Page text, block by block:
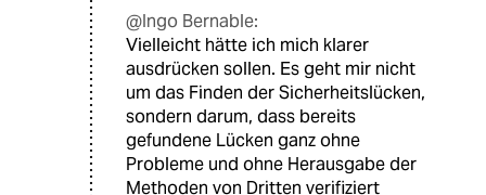
@Ingo Bernable:
Vielleicht hätte ich mich klarer
ausdrücken sollen. Es geht mir nicht
um das Finden der Sicherheitslücken,
sondern darum, dass bereits
gefundene Lücken ganz ohne
Probleme und ohne Herausgabe der
Methoden von Dritten verifiziert